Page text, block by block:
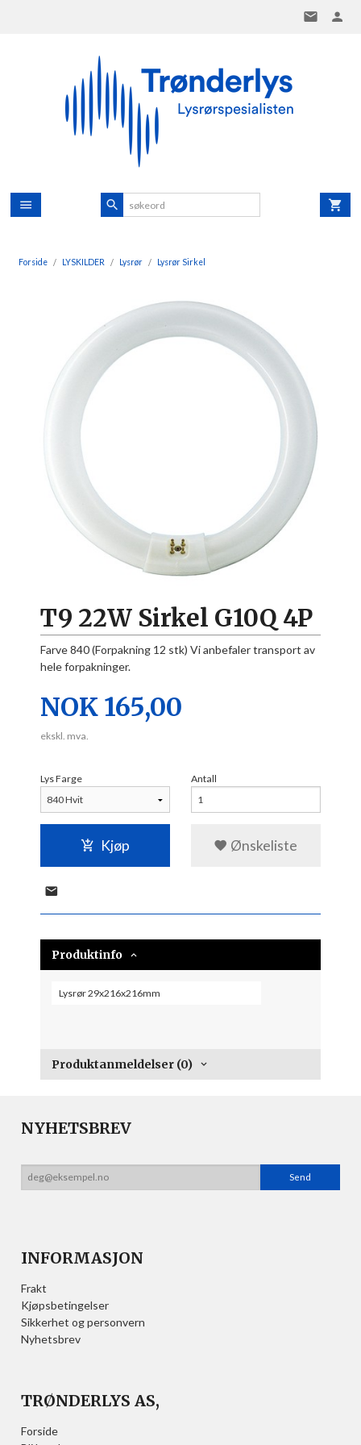
Forside LYSKILDER Lysrør Lysrør Sirkel
T9 22W Sirkel G10Q 4P
Farve 840 (Forpakning 12 stk) Vi anbefaler transport av
hele forpakninger.
Pris
NOK 165,00
ekskl. mva.
Lys Farge Antall
Kjøp Ønskeliste
Produktinfo
Lysrør 29x216x216mm
Produktanmeldelser (0)
NYHETSBREV
INFORMASJON
Frakt
Kjøpsbetingelser
Sikkerhet og personvern
Nyhetsbrev
TRØNDERLYS AS,
Forside